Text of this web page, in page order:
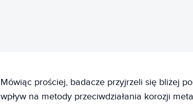
Mówiąc prościej, badacze przyjrzeli się bliżej
wpływ na metody przeciwdziałania korozji